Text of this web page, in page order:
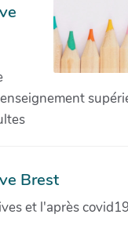
Brest
et l'après